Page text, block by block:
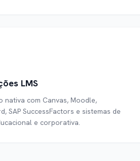
LMS
nativa com Canvas, Moodle,
SAP SuccessFactors e sistemas de
e corporativa.